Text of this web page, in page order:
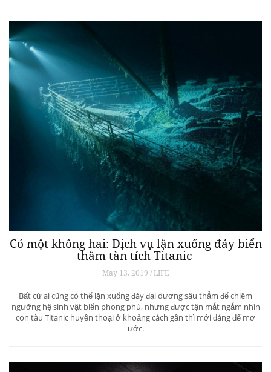
Có một không hai: Dịch vụ lặn xuống đáy biển
thăm tàn tích Titanic
May 13, 2019 / LIFE
Bất cứ ai cũng có thể lặn xuống đáy đại dương sâu thẳm để chiêm
ngưỡng hệ sinh vật biển phong phú, nhưng được tận mắt ngắm nhìn
con tàu Titanic huyền thoại ở khoảng cách gần thì mới đáng để mơ
ước.